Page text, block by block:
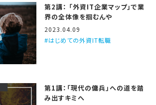
第2講： 「外資IT企業マップ」で業
界の全体像を掴むんや
2023.04.09
はじめての外資IT転職
第1講：「現代の傭兵」への道を踏
み出すキミへ